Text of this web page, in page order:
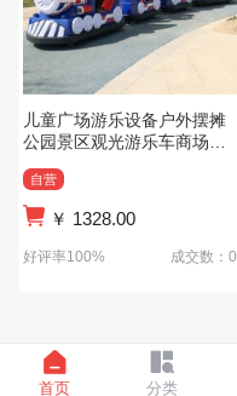
儿童广场游乐设备户外摆摊
公园景区观光游乐车商场电
自营
￥ 1328.00
好评率100% 成交数：0
首页 分类